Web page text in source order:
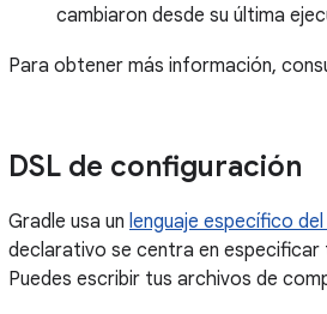
cambiaron desde su última
Para obtener más información,
DSL de configuración
Gradle usa un lenguaje específico
declarativo se centra en especificar
Puedes escribir tus archivos de